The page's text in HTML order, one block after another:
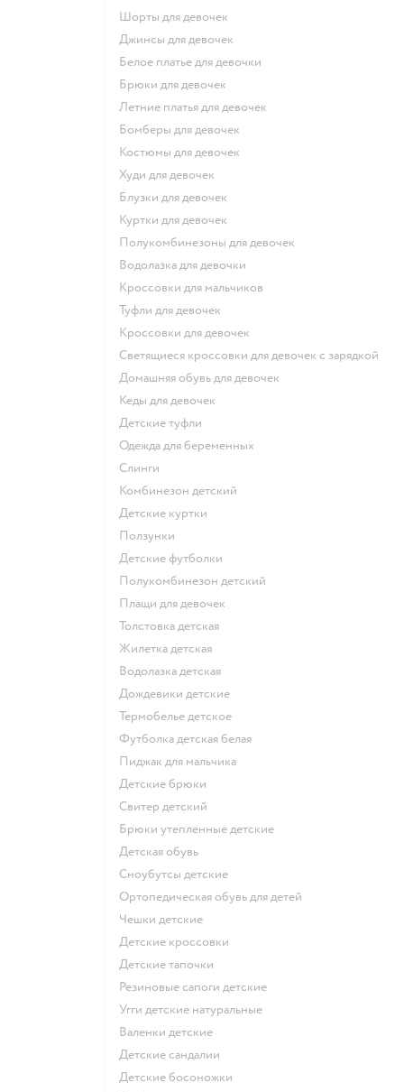
Шорты для девочек
Джинсы для девочек
Белое платье для девочки
Брюки для девочек
Летние платья для девочек
Бомберы для девочек
Костюмы для девочек
Худи для девочек
Блузки для девочек
Куртки для девочек
Полукомбинезоны для девочек
Водолазка для девочки
Кроссовки для мальчиков
Туфли для девочек
Кроссовки для девочек
Светящиеся кроссовки для девочек с зарядкой
Домашняя обувь для девочек
Кеды для девочек
Детские туфли
Одежда для беременных
Слинги
Комбинезон детский
Детские куртки
Ползунки
Детские футболки
Полукомбинезон детский
Плащи для девочек
Толстовка детская
Жилетка детская
Водолазка детская
Дождевики детские
Термобелье детское
Футболка детская белая
Пиджак для мальчика
Детские брюки
Свитер детский
Брюки утепленные детские
Детская обувь
Сноубутсы детские
Ортопедическая обувь для детей
Чешки детские
Детские кроссовки
Детские тапочки
Резиновые сапоги детские
Угги детские натуральные
Валенки детские
Детские сандалии
Детские босоножки